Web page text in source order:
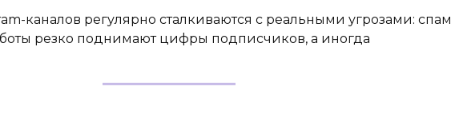
каналов регулярно сталкиваются с реальными угрозами: спам
резко поднимают цифры подписчиков, а иногда